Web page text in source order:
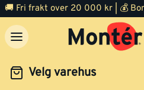
Velg varehus